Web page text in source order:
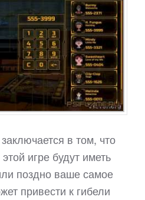
в том, что
игре будут иметь
поздно ваше самое
привести к гибели